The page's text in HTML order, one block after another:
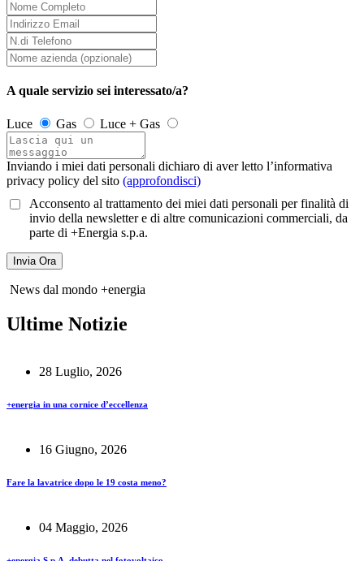
A quale servizio sei interessato/a?
Luce Gas Luce + Gas
Inviando i miei dati personali dichiaro di aver letto l’informativa
privacy policy del sito (approfondisci)
Acconsento al trattamento dei miei dati personali per finalità di
invio della newsletter e di altre comunicazioni commerciali, da
parte di +Energia s.p.a.
News dal mondo +energia
Ultime Notizie
28 Luglio, 2026
+energia in una cornice d’eccellenza
16 Giugno, 2026
Fare la lavatrice dopo le 19 costa meno?
04 Maggio, 2026